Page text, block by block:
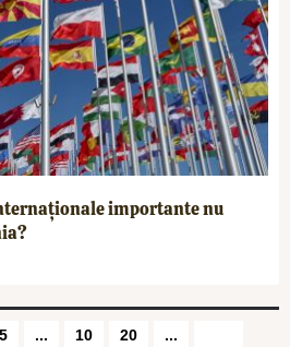
importante nu
5 ... 10 20 ...